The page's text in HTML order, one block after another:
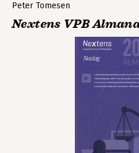
Peter Tomesen
Nextens VPB